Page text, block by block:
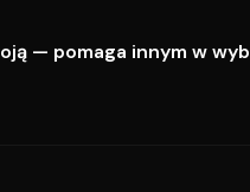
— pomaga innym w